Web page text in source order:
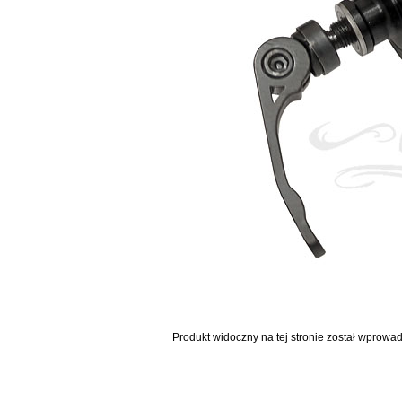
Produkt widoczny na tej stronie został